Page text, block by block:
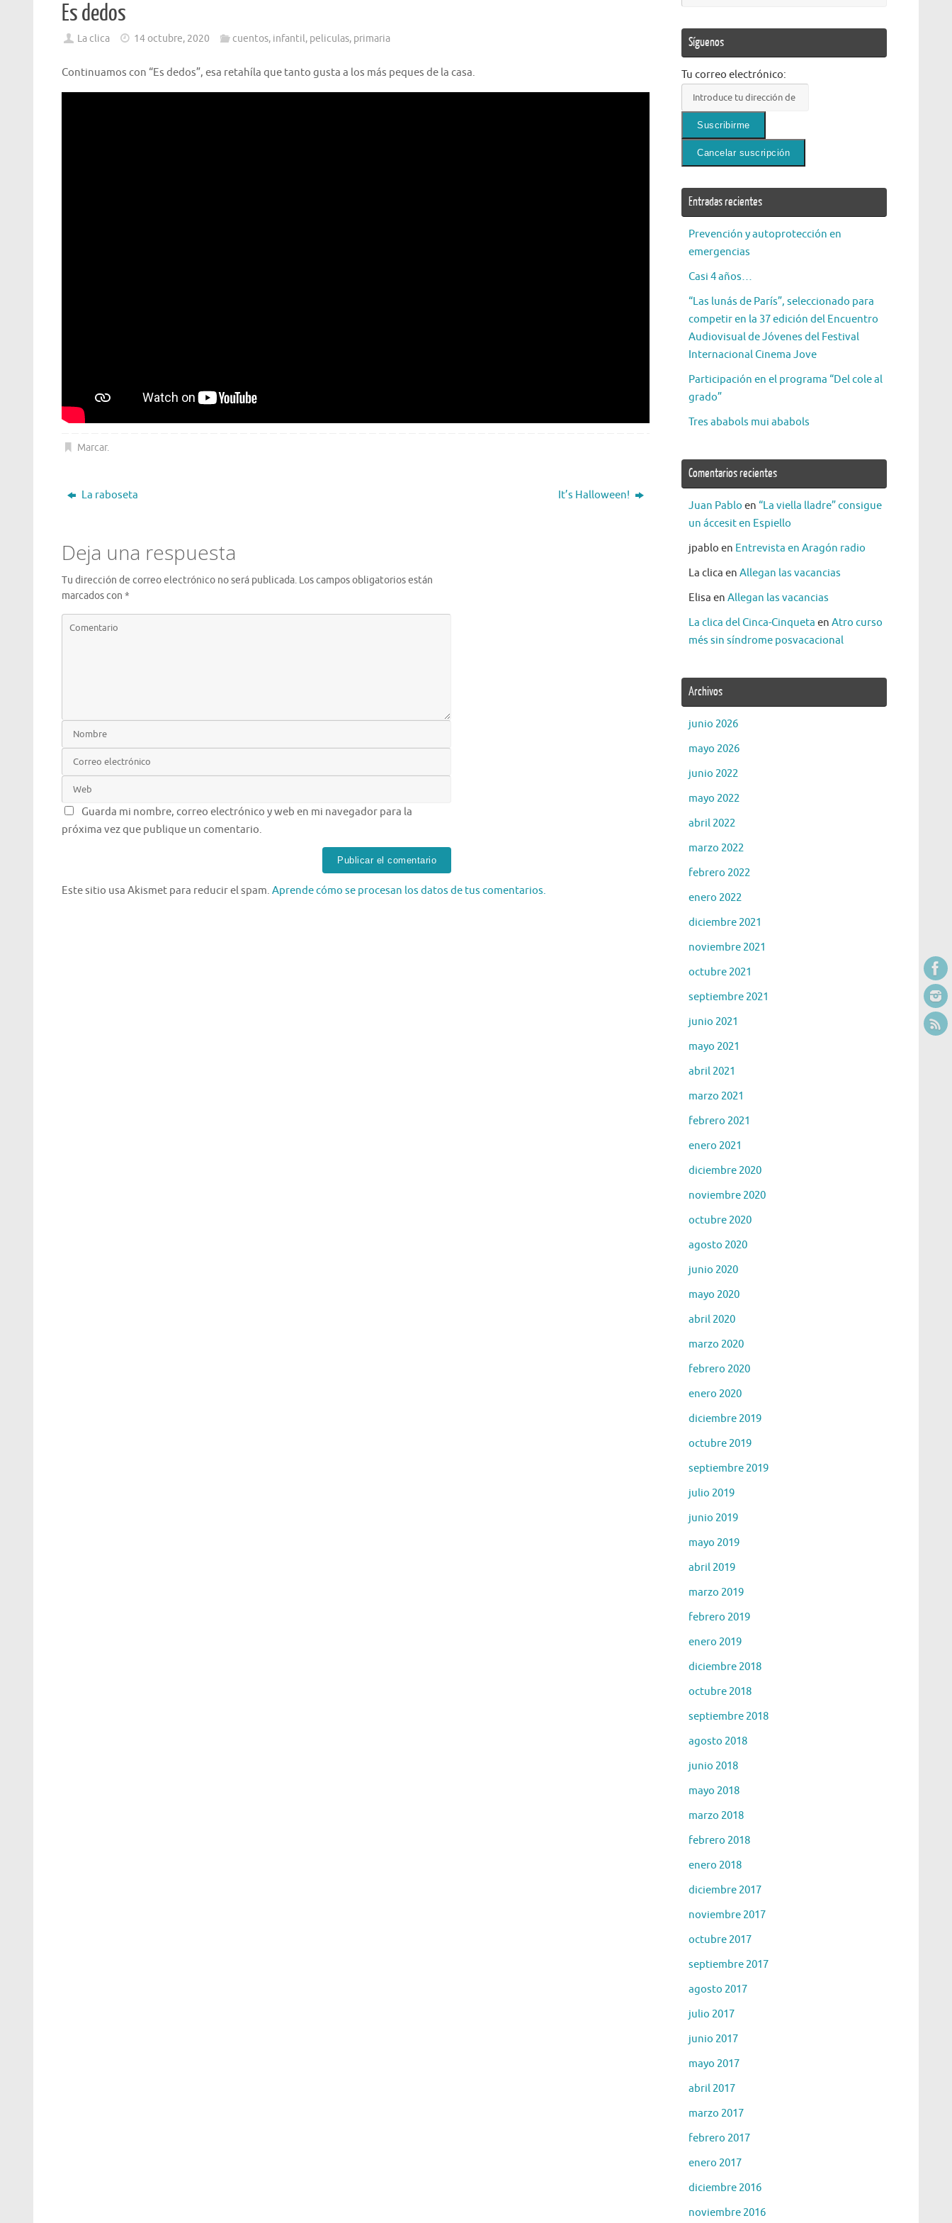
Es dedos
La clica 14 octubre, 2020 cuentos, infantil, peliculas, primaria
Continuamos con “Es dedos”, esa retahíla que tanto gusta a los más peques de la casa.
Marcar.
La raboseta It’s Halloween!
Deja una respuesta
Tu dirección de correo electrónico no será publicada. Los campos obligatorios están
marcados con *
Guarda mi nombre, correo electrónico y web en mi navegador para la
próxima vez que publique un comentario.
Este sitio usa Akismet para reducir el spam. Aprende cómo se procesan los datos de tus comentarios.
Síguenos
Tu correo electrónico:
Entradas recientes
Prevención y autoprotección en
emergencias
Casi 4 años…
“Las lunás de París”, seleccionado para
competir en la 37 edición del Encuentro
Audiovisual de Jóvenes del Festival
Internacional Cinema Jove
Participación en el programa “Del cole al
grado”
Tres ababols mui ababols
Comentarios recientes
Juan Pablo en “La viella lladre” consigue
un áccesit en Espiello
jpablo en Entrevista en Aragón radio
La clica en Allegan las vacancias
Elisa en Allegan las vacancias
La clica del Cinca-Cinqueta en Atro curso
més sin síndrome posvacacional
Archivos
junio 2026
mayo 2026
junio 2022
mayo 2022
abril 2022
marzo 2022
febrero 2022
enero 2022
diciembre 2021
noviembre 2021
octubre 2021
septiembre 2021
junio 2021
mayo 2021
abril 2021
marzo 2021
febrero 2021
enero 2021
diciembre 2020
noviembre 2020
octubre 2020
agosto 2020
junio 2020
mayo 2020
abril 2020
marzo 2020
febrero 2020
enero 2020
diciembre 2019
octubre 2019
septiembre 2019
julio 2019
junio 2019
mayo 2019
abril 2019
marzo 2019
febrero 2019
enero 2019
diciembre 2018
octubre 2018
septiembre 2018
agosto 2018
junio 2018
mayo 2018
marzo 2018
febrero 2018
enero 2018
diciembre 2017
noviembre 2017
octubre 2017
septiembre 2017
agosto 2017
julio 2017
junio 2017
mayo 2017
abril 2017
marzo 2017
febrero 2017
enero 2017
diciembre 2016
noviembre 2016